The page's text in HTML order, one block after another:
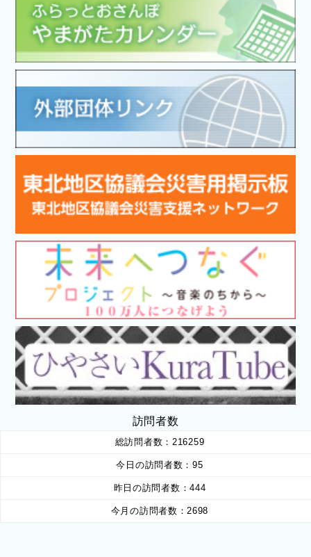
訪問者数
総訪問者数： 216259
今日の訪問者数：95
昨日の訪問者数：444
今月の訪問者数： 2698